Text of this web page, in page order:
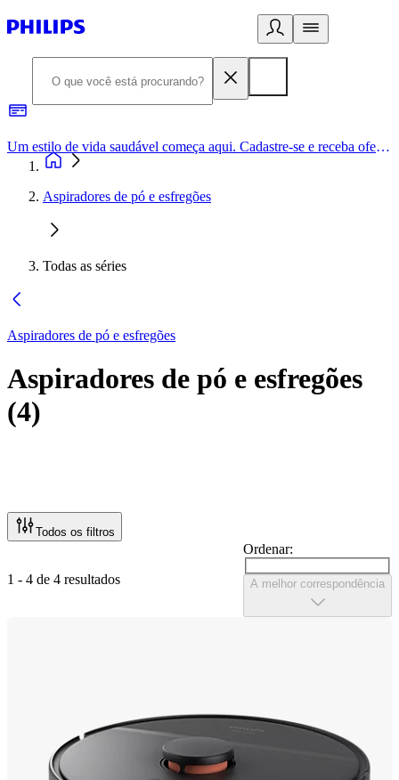
Um estilo de vida saudável começa aqui. Cadastre-se e receba ofertas exclusivas.
Aspiradores de pó e esfregões
Todas as séries
Aspiradores de pó e esfregões
Aspiradores de pó e esfregões
(4)
Todos os filtros
1 - 4 de 4 resultados
Ordenar:
A melhor correspondência